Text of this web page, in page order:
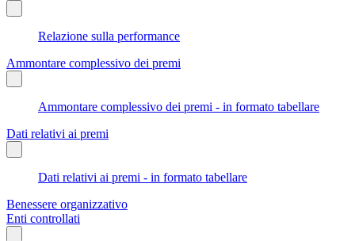
Relazione sulla performance
Ammontare complessivo dei premi
Ammontare complessivo dei premi - in formato tabellare
Dati relativi ai premi
Dati relativi ai premi - in formato tabellare
Benessere organizzativo
Enti controllati